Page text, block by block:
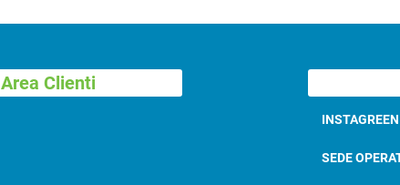
Area Clienti
SEDE